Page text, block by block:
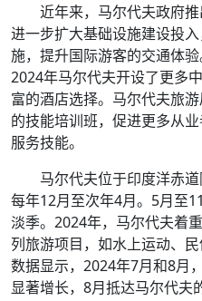
近年来，马尔代夫政府
进一步扩大基础设施建设投
施，提升国际游客的交通体
2024年马尔代夫开设了更多
富的酒店选择。马尔代夫旅
的技能培训班，促进更多从
服务技能。
马尔代夫位于印度洋赤
每年12月至次年4月。5月至
淡季。2024年，马尔代夫着
列旅游项目，如水上运动、
数据显示，2024年7月和8月
显著增长，8月抵达马尔代夫